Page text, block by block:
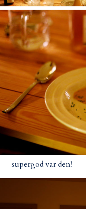
supergod var den!